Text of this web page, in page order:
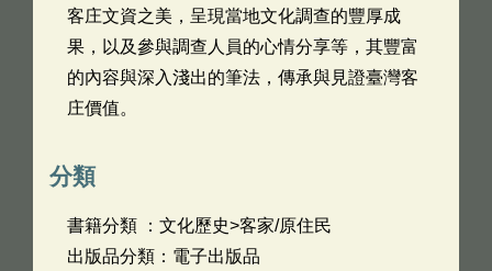
客庄文資之美，呈現當地文化調查的豐厚成
果，以及參與調查人員的心情分享等，其豐富
的內容與深入淺出的筆法，傳承與見證臺灣客
庄價值。
分類
書籍分類 ：文化歷史>客家/原住民
出版品分類：電子出版品